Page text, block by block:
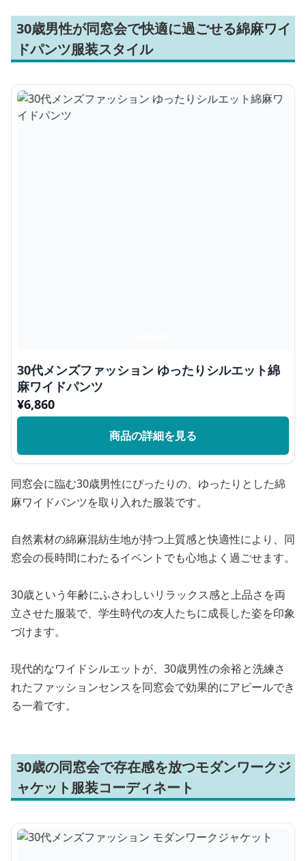
30歳男性が同窓会で快適に過ごせる綿麻ワイ
ドパンツ服装スタイル
30代メンズファッション ゆったりシルエット綿
麻ワイドパンツ
¥6,860
商品の詳細を見る
同窓会に臨む30歳男性にぴったりの、ゆったりとした綿
麻ワイドパンツを取り入れた服装です。
自然素材の綿麻混紡生地が持つ上質感と快適性により、同
窓会の長時間にわたるイベントでも心地よく過ごせます。
30歳という年齢にふさわしいリラックス感と上品さを両
立させた服装で、学生時代の友人たちに成長した姿を印象
づけます。
現代的なワイドシルエットが、30歳男性の余裕と洗練さ
れたファッションセンスを同窓会で効果的にアピールでき
る一着です。
30歳の同窓会で存在感を放つモダンワークジ
ャケット服装コーディネート